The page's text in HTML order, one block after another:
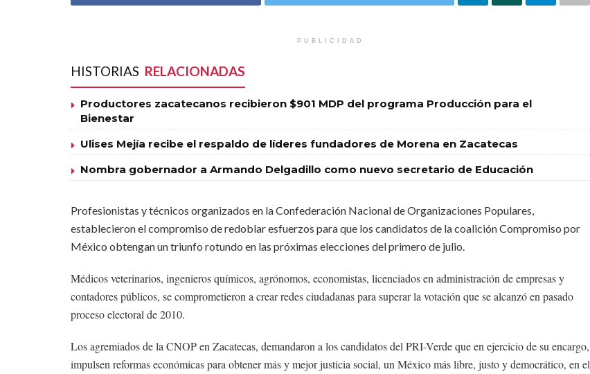
PUBLICIDAD
HISTORIAS RELACIONADAS
Productores zacatecanos recibieron $901 MDP del programa Producción para el
Bienestar
Ulises Mejía recibe el respaldo de líderes fundadores de Morena en Zacatecas
Nombra gobernador a Armando Delgadillo como nuevo secretario de Educación
Profesionistas y técnicos organizados en la Confederación Nacional de Organizaciones Populares,
establecieron el compromiso de redoblar esfuerzos para que los candidatos de la coalición Compromiso por
México obtengan un triunfo rotundo en las próximas elecciones del primero de julio.
Médicos veterinarios, ingenieros químicos, agrónomos, economistas, licenciados en administración de empresas y
contadores públicos, se comprometieron a crear redes ciudadanas para superar la votación que se alcanzó en pasado
proceso electoral de 2010.
Los agremiados de la CNOP en Zacatecas, demandaron a los candidatos del PRI-Verde que en ejercicio de su encargo,
impulsen reformas económicas para obtener más y mejor justicia social, un México más libre, justo y democrático, en el